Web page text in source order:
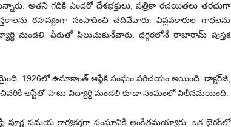
అతని గదికి ఎందరో దేశభక్తులు, పత్రికా రచయితలు తరచుగా
రహస్యంగా సంపాదించి చదివేవారు. విప్లవకారుల గాథలను
మండలి’ పేరుతో పిలుచుకునేవారు. దగ్గరలోనే రాజారామ్‌ పుస్తక
1926లో ఉమాకాంత్‌ ఆప్టేకి సంఘం పరిచయం అయింది. డాక్టర్‌జీ,
ఆప్టేతో పాటు విద్యార్థి మండలి కూడా సంఘంలో విలీనమయింది.
పూర్ణ సమయ కార్యకర్తగా సంఘానికి అంకితమయ్యారు. ఒక బైఠక్‌లో